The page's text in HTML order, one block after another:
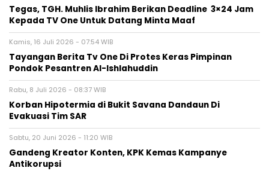
Tegas, TGH. Muhlis Ibrahim Berikan Deadline 3×24 Jam
Kepada TV One Untuk Datang Minta Maaf
Kamis, 16 Juli 2026 - 07:54 WIB
Tayangan Berita Tv One Di Protes Keras Pimpinan
Pondok Pesantren Al-Ishlahuddin
Rabu, 8 Juli 2026 - 08:37 WIB
Korban Hipotermia di Bukit Savana Dandaun Di
Evakuasi Tim SAR
Sabtu, 20 Juni 2026 - 11:20 WIB
Gandeng Kreator Konten, KPK Kemas Kampanye
Antikorupsi